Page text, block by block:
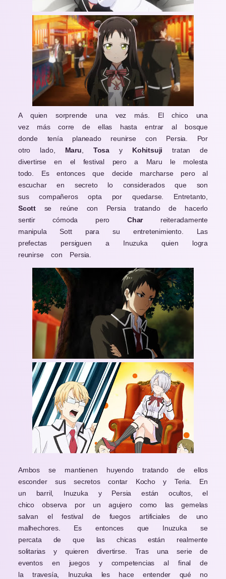
A quien sorprende una vez más. El chico una
vez más corre de ellas hasta entrar al bosque
donde tenía planeado reunirse con Persia. Por
otro lado, Maru Tosay Kohitsujitratan de
divertirse en el festival pero a Maru le molesta
todo. Es entonces que decide marcharse pero al
escuchar en secreto lo considerados que son
sus compañeros opta por quedarse. Entretanto,
Scott se reúne con Persia tratando de hacerlo
sentir cómoda pero Char reiteradamente
manipula Sott para su entretenimiento. Las
prefectas persiguen a Inuzuka quien logra
reunirse con Persia.
Ambos se mantienen huyendo tratando de ellos
esconder sus secretos contar Kocho y Teria. En
un barril, Inuzuka y Persia están ocultos, el
chico observa por un agujero como las gemelas
salvan el festival de fuegos artificiales de uno
malhechores. Es entonces que Inuzuka se
percata de que las chicas están realmente
solitarias y quieren divertirse. Tras una serie de
eventos en juegos y competencias al final de
la travesía, Inuzuka les hace entender qué no